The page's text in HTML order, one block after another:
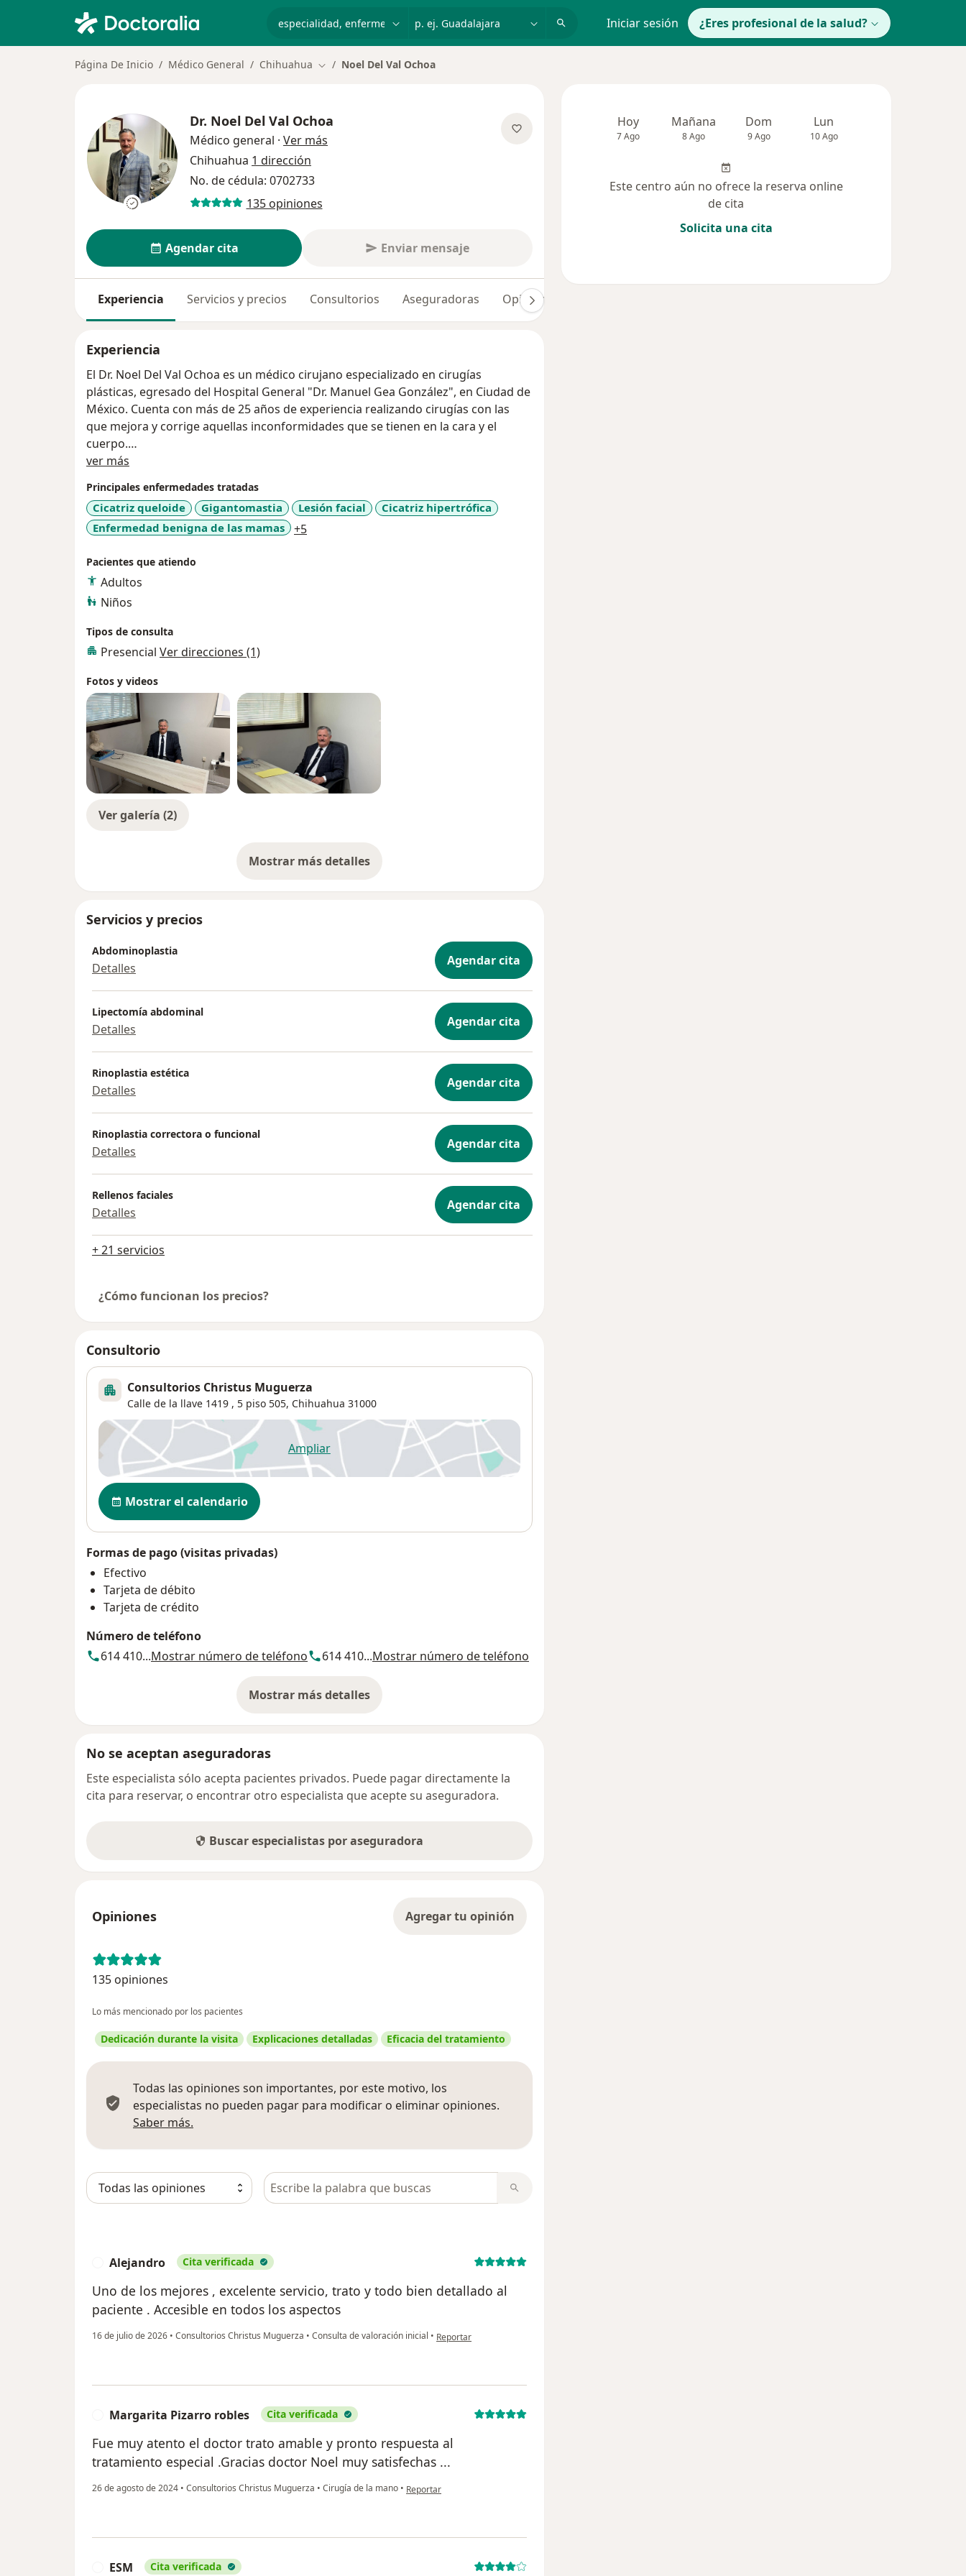
Iniciar sesión ¿Eres profesional de la salud?
Página De Inicio Médico General Chihuahua Cambiar de ciudad
Noel Del Val Ochoa
Dr. Noel Del Val Ochoa
Médico general · Ver más
Chihuahua 1 dirección
No. de cédula: 0702733
135 opiniones
Agendar cita Enviar mensaje
Experiencia Servicios y precios Consultorios Aseguradoras Opiniones (135)
Experiencia
El Dr. Noel Del Val Ochoa es un médico cirujano especializado en cirugías
plásticas, egresado del Hospital General "Dr. Manuel Gea González", en Ciudad de
México. Cuenta con más de 25 años de experiencia realizando cirugías con las
que mejora y corrige aquellas inconformidades que se tienen en la cara y el
cuerpo.
Miembro No. 625 del Consejo Mexicano de Cirugía Plástica Estética y
Miembro de la Asociación Mexicana de Cirugía Plástica Estética y Reconstructiva,
A.C.
ver más
Principales enfermedades tratadas
Cicatriz queloide Gigantomastia Lesión facial
Cicatriz hipertrófica
Enfermedad benigna de las mamas
+5a11y_sr_more_diseases
Pacientes que atiendo
Adultos
Niños
Tipos de consulta
Presencial Ver direcciones (1)
Fotos y videos
Ver galería (2)
Mostrar más detalles
sobre la experiencia
Servicios y precios
Abdominoplastia
Detalles Agendar cita
Lipectomía abdominal
Detalles Agendar cita
Rinoplastia estética
Detalles Agendar cita
Rinoplastia correctora o funcional
Detalles Agendar cita
Rellenos faciales
Detalles Agendar cita
+ 21 servicios
¿Cómo funcionan los precios?
Consultorio
Consultorios Christus Muguerza
Calle de la llave 1419 , 5 piso 505, Chihuahua 31000
Ampliarse abre en una nueva pestaña
Disponibilidad
Mostrar el calendario
Formas de pago (visitas privadas)
Efectivo
Tarjeta de débito
Tarjeta de crédito
Número de teléfono
614 410...Mostrar número de teléfono 614 410...Mostrar número de teléfono
Mostrar más detalles
sobre la dirección
No se aceptan aseguradoras
Este especialista sólo acepta pacientes privados. Puede pagar directamente la
cita para reservar, o encontrar otro especialista que acepte su aseguradora.
Buscar especialistas por aseguradora
Opiniones Agregar tu opinión
135 opiniones
Lo más mencionado por los pacientes
Dedicación durante la visita Explicaciones detalladas Eficacia del tratamiento
Todas las opiniones son importantes, por este motivo, los
especialistas no pueden pagar para modificar o eliminar opiniones.
Saber más.
Busca en opiniones
Alejandro Cita verificada
Uno de los mejores , excelente servicio, trato y todo bien detallado al
paciente . Accesible en todos los aspectos
16 de julio de 2026 • Consultorios Christus Muguerza • Consulta de valoración inicial • en opinión del usuario Alejandro
Reportar
Margarita Pizarro robles Cita verificada
Fue muy atento el doctor trato amable y pronto respuesta al
tratamiento especial .Gracias doctor Noel muy satisfechas ...
26 de agosto de 2024 • Consultorios Christus Muguerza • Cirugía de la mano • en opinión del usuario Margarita Pizarro robles
Reportar
ESM Cita verificada
Hoy
7 Ago
Mañana
8 Ago
Dom
9 Ago
Lun
10 Ago
Este centro aún no ofrece la reserva online
de cita
Solicita una cita